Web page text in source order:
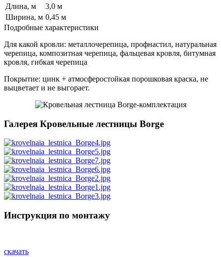
Длина, м
3,0 м
Ширина, м 0,45 м
Подробные характеристики
Для какой кровли: металлочерепица, профнастил, натуральная
черепица, композитная черепица, фальцевая кровля, битумная
кровля, гибкая черепица
Покрытие: цинк + атмосферостойкая порошковая краска, не
выцветает и не выгорает.
Галерея Кровельные лестницы Borge
Инструкция по монтажу
скачать